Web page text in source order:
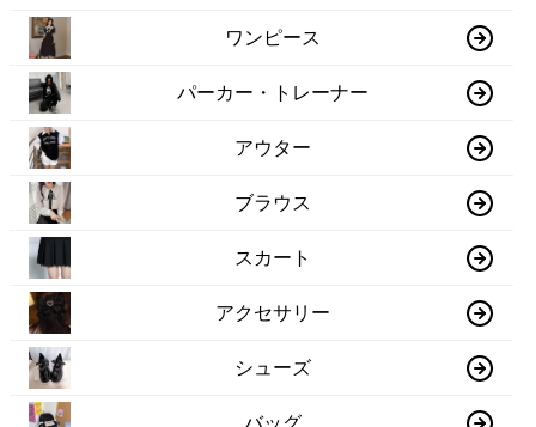
ワンピース
パーカー・トレーナー
アウター
ブラウス
スカート
アクセサリー
シューズ
バッグ